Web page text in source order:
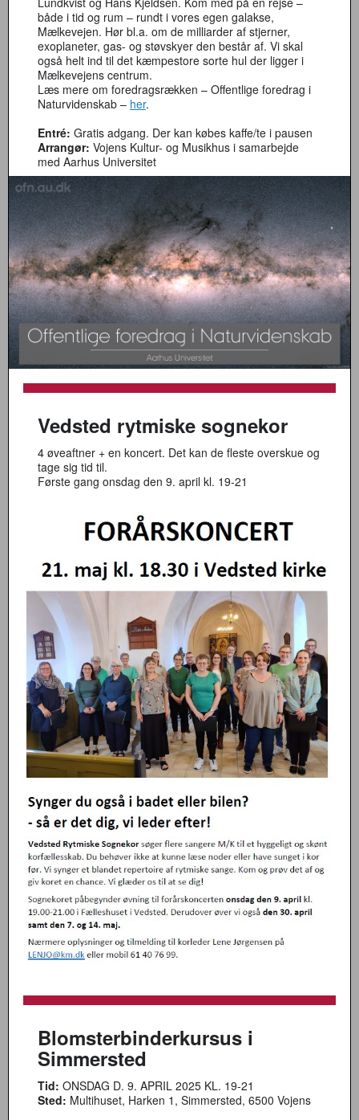
både i tid og rum – rundt i vores egen galakse,
Mælkevejen. Hør bl.a. om de milliarder af stjerner,
exoplaneter, gas- og støvskyer den består af. Vi skal
også helt ind til det kæmpestore sorte hul der ligger i
Mælkevejens centrum.
Læs mere om foredragsrækken – Offentlige foredrag i
Naturvidenskab – her.
Entré: Gratis adgang. Der kan købes kaffe/te i pausen
Arrangør: Vojens Kultur- og Musikhus i samarbejde
med Aarhus Universitet
Vedsted rytmiske sognekor
4 øveaftner + en koncert. Det kan de fleste overskue og
tage sig tid til.
Første gang onsdag den 9. april kl. 19-21
Blomsterbinderkursus i
Simmersted
Tid: ONSDAG D. 9. APRIL 2025 KL. 19-21
Sted: Multihuset, Harken 1, Simmersted, 6500 Vojens